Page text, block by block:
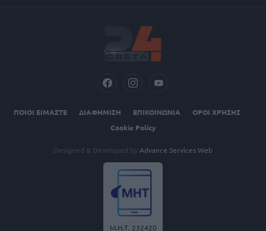
ΠΟΙΟΙ ΕΙΜΑΣΤΕ ΔΙΑΦΗΜΙΣΗ ΕΠΙΚΟΙΝΩΝΙΑ
ΟΡΟΙ ΧΡΗΣΗΣ
Cookie Policy
Designed & Developed by Advance Services Web
Μ.Η.Τ. 232420